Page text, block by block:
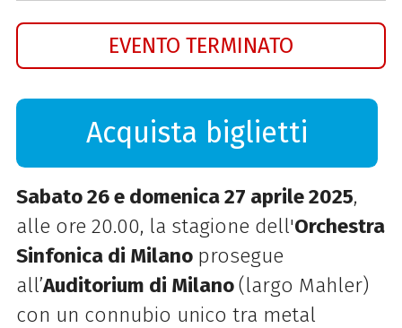
EVENTO TERMINATO
Acquista biglietti
Sabato 26 e domenica 27 aprile 2025,
alle ore 20.00, la stagione dell'Orchestra
Sinfonica di Milano prosegue
all’Auditorium di Milano(largo Mahler)
con un connubio unico tra metal